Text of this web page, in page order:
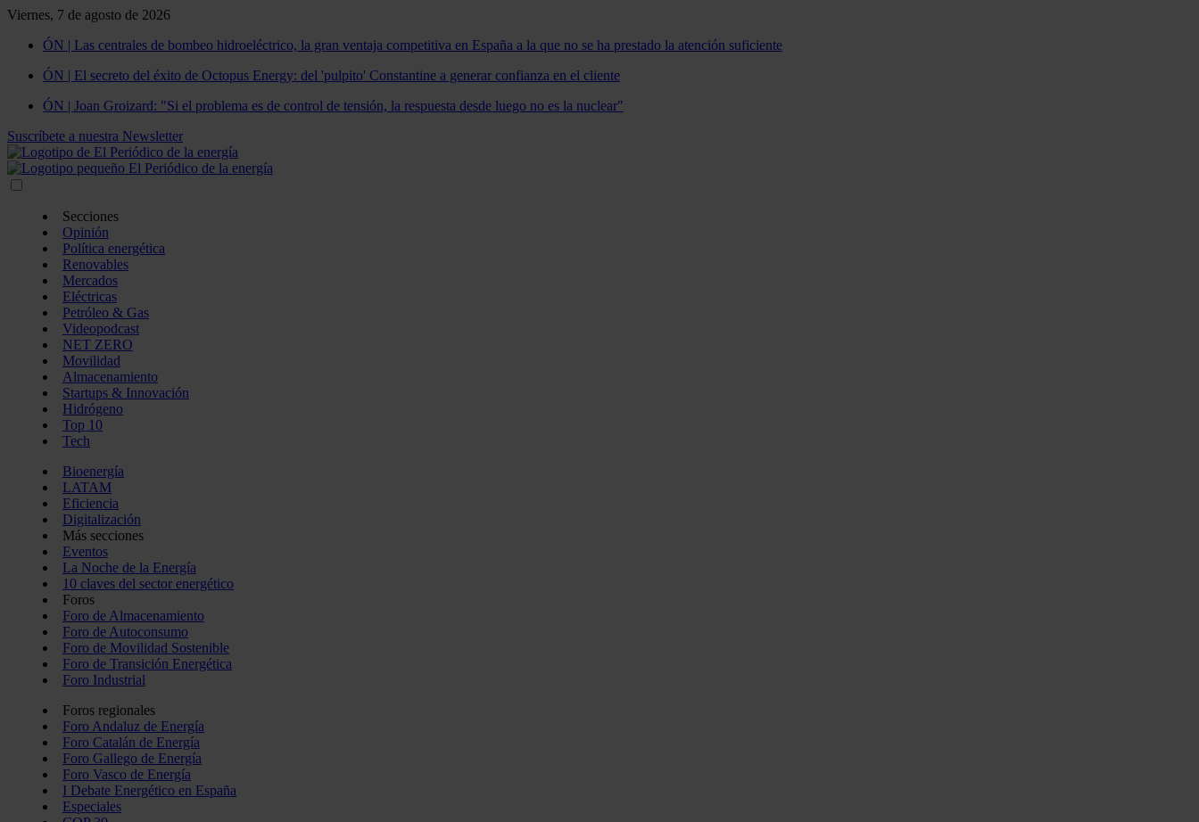
Viernes, 7 de agosto de 2026
ÓN | Las centrales de bombeo hidroeléctrico, la gran ventaja competitiva en España a la que no se ha prestado la atención suficiente
ÓN | El secreto del éxito de Octopus Energy: del 'pulpito' Constantine a generar confianza en el cliente
ÓN | Joan Groizard: "Si el problema es de control de tensión, la respuesta desde luego no es la nuclear"
Suscríbete a nuestra Newsletter
Secciones
Opinión
Política energética
Renovables
Mercados
Eléctricas
Petróleo & Gas
Videopodcast
NET ZERO
Movilidad
Almacenamiento
Startups & Innovación
Hidrógeno
Top 10
Tech
Bioenergía
LATAM
Eficiencia
Digitalización
Más secciones
Eventos
La Noche de la Energía
10 claves del sector energético
Foros
Foro de Almacenamiento
Foro de Autoconsumo
Foro de Movilidad Sostenible
Foro de Transición Energética
Foro Industrial
Foros regionales
Foro Andaluz de Energía
Foro Catalán de Energía
Foro Gallego de Energía
Foro Vasco de Energía
I Debate Energético en España
Especiales